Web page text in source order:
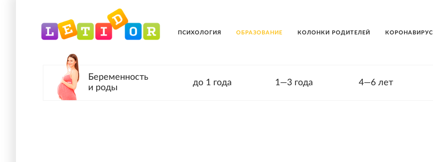
ПСИХОЛОГИЯ ОБРАЗОВАНИЕ КОЛОНКИ РОДИТЕЛЕЙ КОРОНАВИРУС
Беременность
и роды
до 1 года 1—3 года 4—6 лет